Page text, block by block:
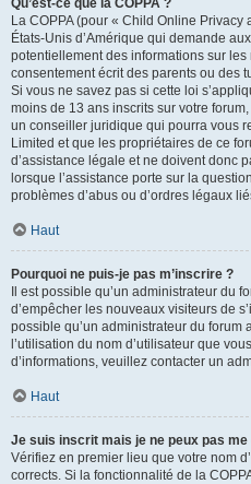
Qu’est-ce que la COPPA ?
La COPPA (pour « Child Online
États-Unis d’Amérique qui demande
potentiellement des informations sur
consentement écrit des parents ou des
Si vous ne savez pas si cette loi
moins de 13 ans inscrits sur votre
un conseiller juridique qui pourra vous
Limited et que les propriétaires de ce
d’assistance légale et ne doivent donc
lorsque l’assistance porte sur la
problèmes d’abus ou d’ordres légaux
Haut
Pourquoi ne puis-je pas m’inscrire ?
Il est possible qu’un administrateur du
d’empêcher les nouveaux visiteurs de
possible qu’un administrateur du forum
l’utilisation du nom d’utilisateur que
d’informations, veuillez contacter un
Haut
Je suis inscrit mais je ne peux pas
Vérifiez en premier lieu que votre nom
corrects. Si la fonctionnalité de la